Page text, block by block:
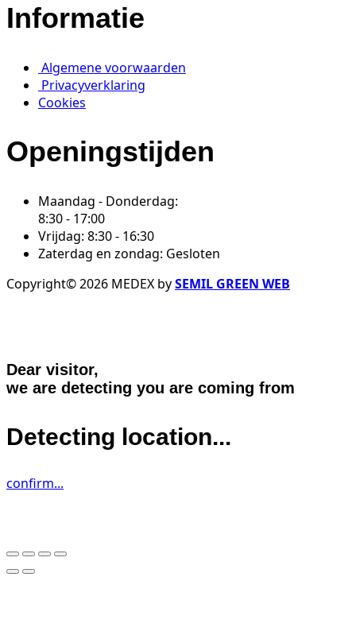
Informatie
Algemene voorwaarden
Privacyverklaring
Cookies
Openingstijden
Maandag - Donderdag:
8:30 - 17:00
Vrijdag: 8:30 - 16:30
Zaterdag en zondag: Gesloten
Copyright© 2026 MEDEX bySEMIL GREEN WEB
Dear visitor,
we are detecting you are coming from
Detecting location...
confirm...